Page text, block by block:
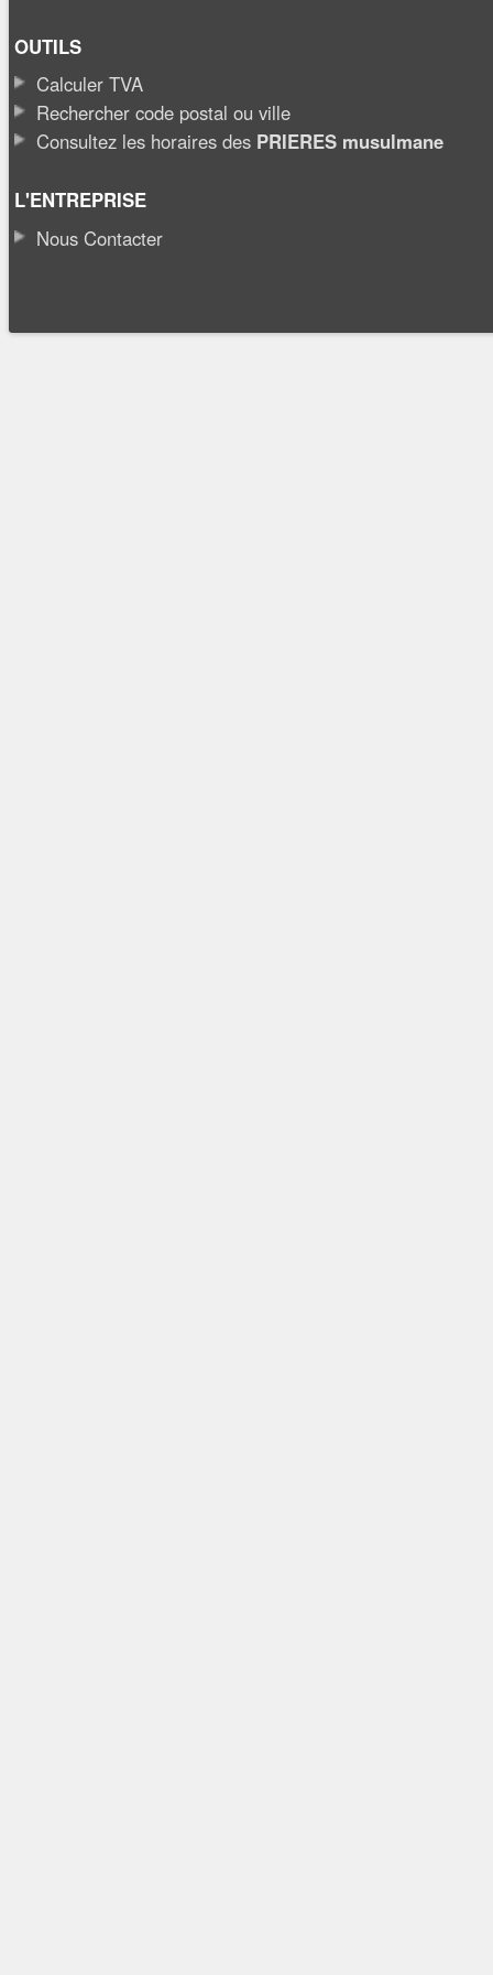
OUTILS
Calculer TVA
Rechercher code postal ou ville
Consultez les horaires des PRIERES musulmane
L'ENTREPRISE
Nous Contacter